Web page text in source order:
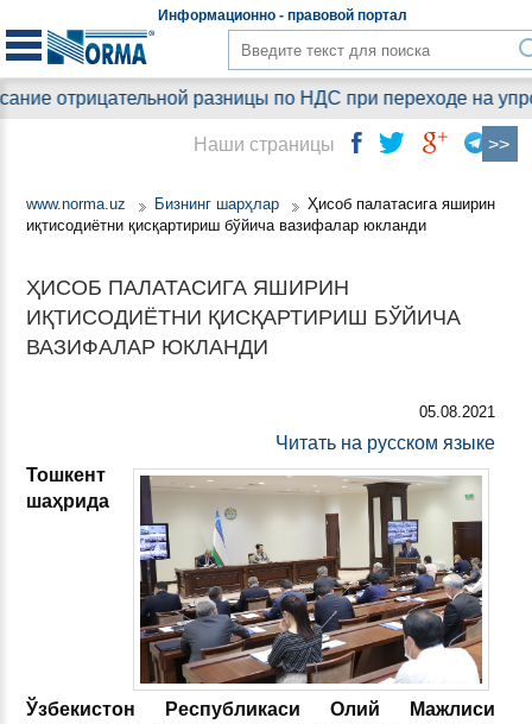
Информационно - правовойпортал
отрицательной разницы по НДС при переходе на
www.norma.uz Бизнинг шарҳлар
Ҳисоб палатасига яширин
иқтисодиётни қисқартириш бўйича вазифалар юкланди
ҲИСОБ ПАЛАТАСИГА ЯШИРИН
ИҚТИСОДИЁТНИ ҚИСҚАРТИРИШ БЎЙИЧА
ВАЗИФАЛАР ЮКЛАНДИ
05.08.2021
Читать на русском языке
Тошкент
шаҳрида
Ўзбекистон Республикаси Олий
Мажлиси
Наши страницы